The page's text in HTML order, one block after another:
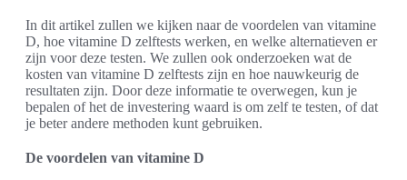
In dit artikel zullen we kijken naar de voordelen van vitamine
D, hoe vitamine D zelftests werken, en welke alternatieven er
zijn voor deze testen. We zullen ook onderzoeken wat de
kosten van vitamine D zelftests zijn en hoe nauwkeurig de
resultaten zijn. Door deze informatie te overwegen, kun je
bepalen of het de investering waard is om zelf te testen, of dat
je beter andere methoden kunt gebruiken.
De voordelen van vitamine D